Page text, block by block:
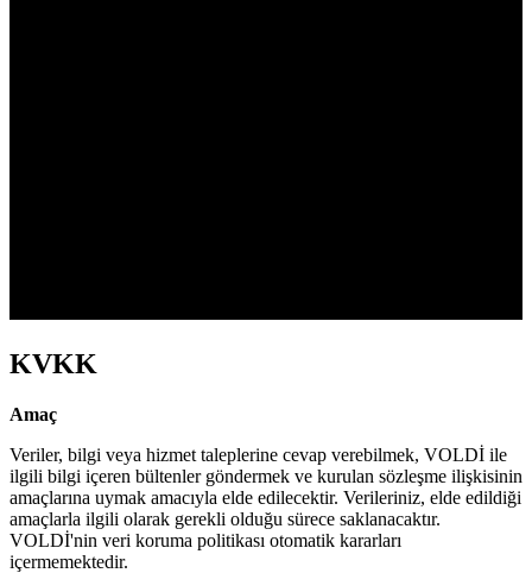
KVKK
Amaç
Veriler, bilgi veya hizmet taleplerine cevap verebilmek, VOLDİ ile
ilgili bilgi içeren bültenler göndermek ve kurulan sözleşme ilişkisinin
amaçlarına uymak amacıyla elde edilecektir. Verileriniz, elde edildiği
amaçlarla ilgili olarak gerekli olduğu sürece saklanacaktır.
VOLDİ'nin veri koruma politikası otomatik kararları
içermemektedir.